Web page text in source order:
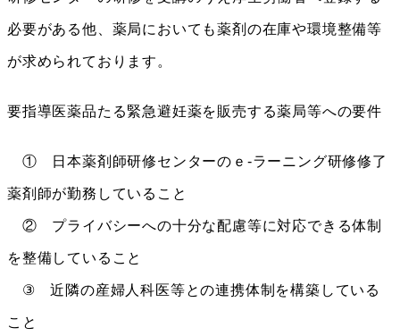
必要がある他、薬局においても薬剤の在庫や環境整備等
が求められております。
要指導医薬品たる緊急避妊薬を販売する薬局等への要件
① 日本薬剤師研修センターのｅ-ラーニング研修修了
薬剤師が勤務していること
② プライバシーへの十分な配慮等に対応できる体制
を整備していること
③ 近隣の産婦人科医等との連携体制を構築している
こと